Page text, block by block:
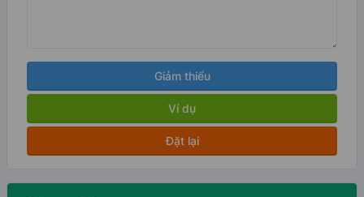
Giảm thiểu
Ví dụ
Đặt lại